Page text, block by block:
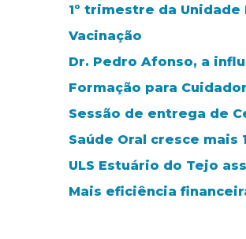
1º trimestre da
Vacinação
Dr. Pedro Afonso, a
Formação para
Sessão de entrega de
Saúde Oral cresce mais
ULS Estuário do Tejo
Mais eficiência